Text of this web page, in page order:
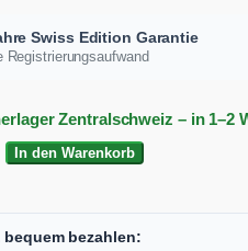
Swiss Edition Garantie
Registrierungsaufwand
Zentralschweiz – in 1–2
In den Warenkorb
bequem bezahlen: